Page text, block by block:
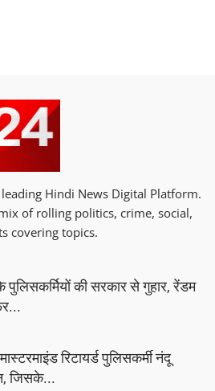
leading Hindi News Digital Platform.
of rolling politics, crime, social,
covering topics.
पुलिसकर्मियों की सरकार से गुहार, रेंडम
रिटायर्ड पुलिसकर्मी नंदू
जिसके...